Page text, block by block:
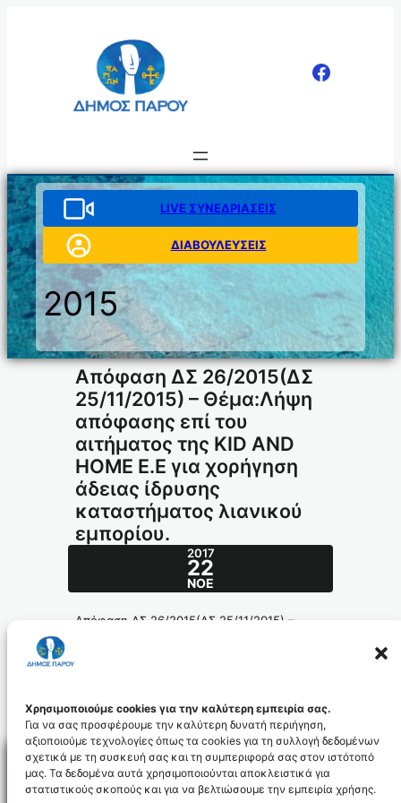
Χρησιμοποιούμε cookies για την καλύτερη εμπειρία σας.
Για να σας προσφέρουμε την καλύτερη δυνατή περιήγηση,
αξιοποιούμε τεχνολογίες όπως τα cookies για τη συλλογή δεδομένων
σχετικά με τη συσκευή σας και τη συμπεριφορά σας στον ιστότοπό
μας. Τα δεδομένα αυτά χρησιμοποιούνται αποκλειστικά για
στατιστικούς σκοπούς και για να βελτιώσουμε την εμπειρία χρήσης.
LIVE ΣΥΝΕΔΡΙΑΣΕΙΣ
ΔΙΑΒΟΥΛΕΥΣΕΙΣ
2015
Απόφαση ΔΣ 26/2015(ΔΣ
25/11/2015) – Θέμα:Λήψη
απόφασης επί του
αιτήματος της KID AND
HOME E.E για χορήγηση
άδειας ίδρυσης
καταστήματος λιανικού
εμπορίου.
2017
22
ΝΟΈ
Απόφαση ΔΣ 26/2015(ΔΣ 25/11/2015) –
342.2015_id4409